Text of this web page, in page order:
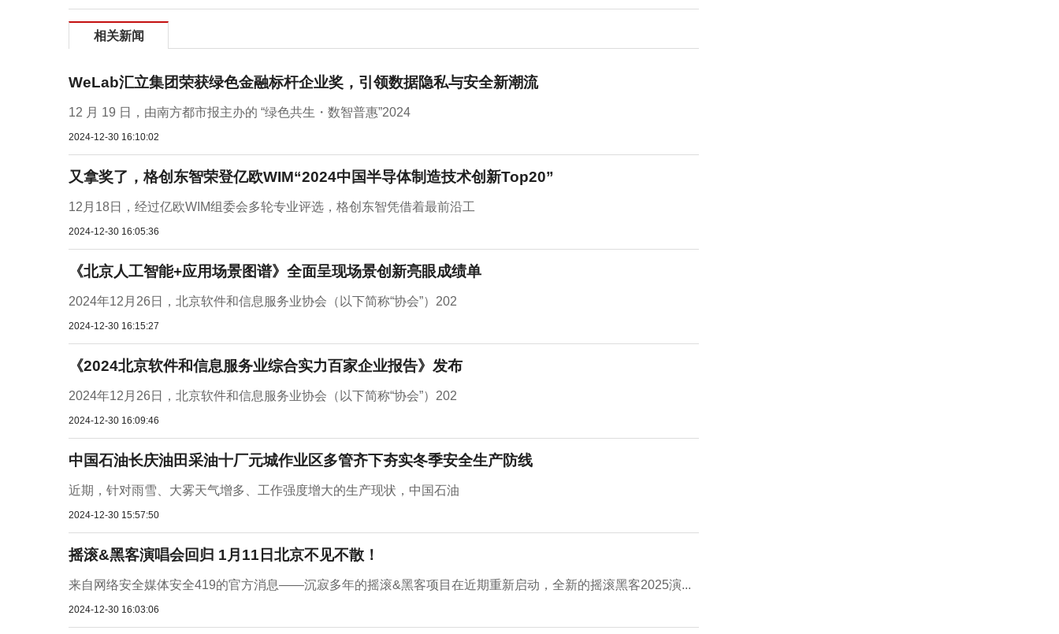
相关新闻
WeLab汇立集团荣获绿色金融标杆企业奖，引领数据隐私与安全新潮流
12 月 19 日，由南方都市报主办的 “绿色共生・数智普惠”2024
2024-12-30 16:10:02
又拿奖了，格创东智荣登亿欧WIM“2024中国半导体制造技术创新Top20”
12月18日，经过亿欧WIM组委会多轮专业评选，格创东智凭借着最前沿工
2024-12-30 16:05:36
《北京人工智能+应用场景图谱》全面呈现场景创新亮眼成绩单
2024年12月26日，北京软件和信息服务业协会（以下简称“协会”）202
2024-12-30 16:15:27
《2024北京软件和信息服务业综合实力百家企业报告》发布
2024年12月26日，北京软件和信息服务业协会（以下简称“协会”）202
2024-12-30 16:09:46
中国石油长庆油田采油十厂元城作业区多管齐下夯实冬季安全生产防线
近期，针对雨雪、大雾天气增多、工作强度增大的生产现状，中国石油
2024-12-30 15:57:50
摇滚&黑客演唱会回归 1月11日北京不见不散！
来自网络安全媒体安全419的官方消息——沉寂多年的摇滚&黑客项目在近期重新启动，全新的摇滚黑客2025演...
2024-12-30 16:03:06